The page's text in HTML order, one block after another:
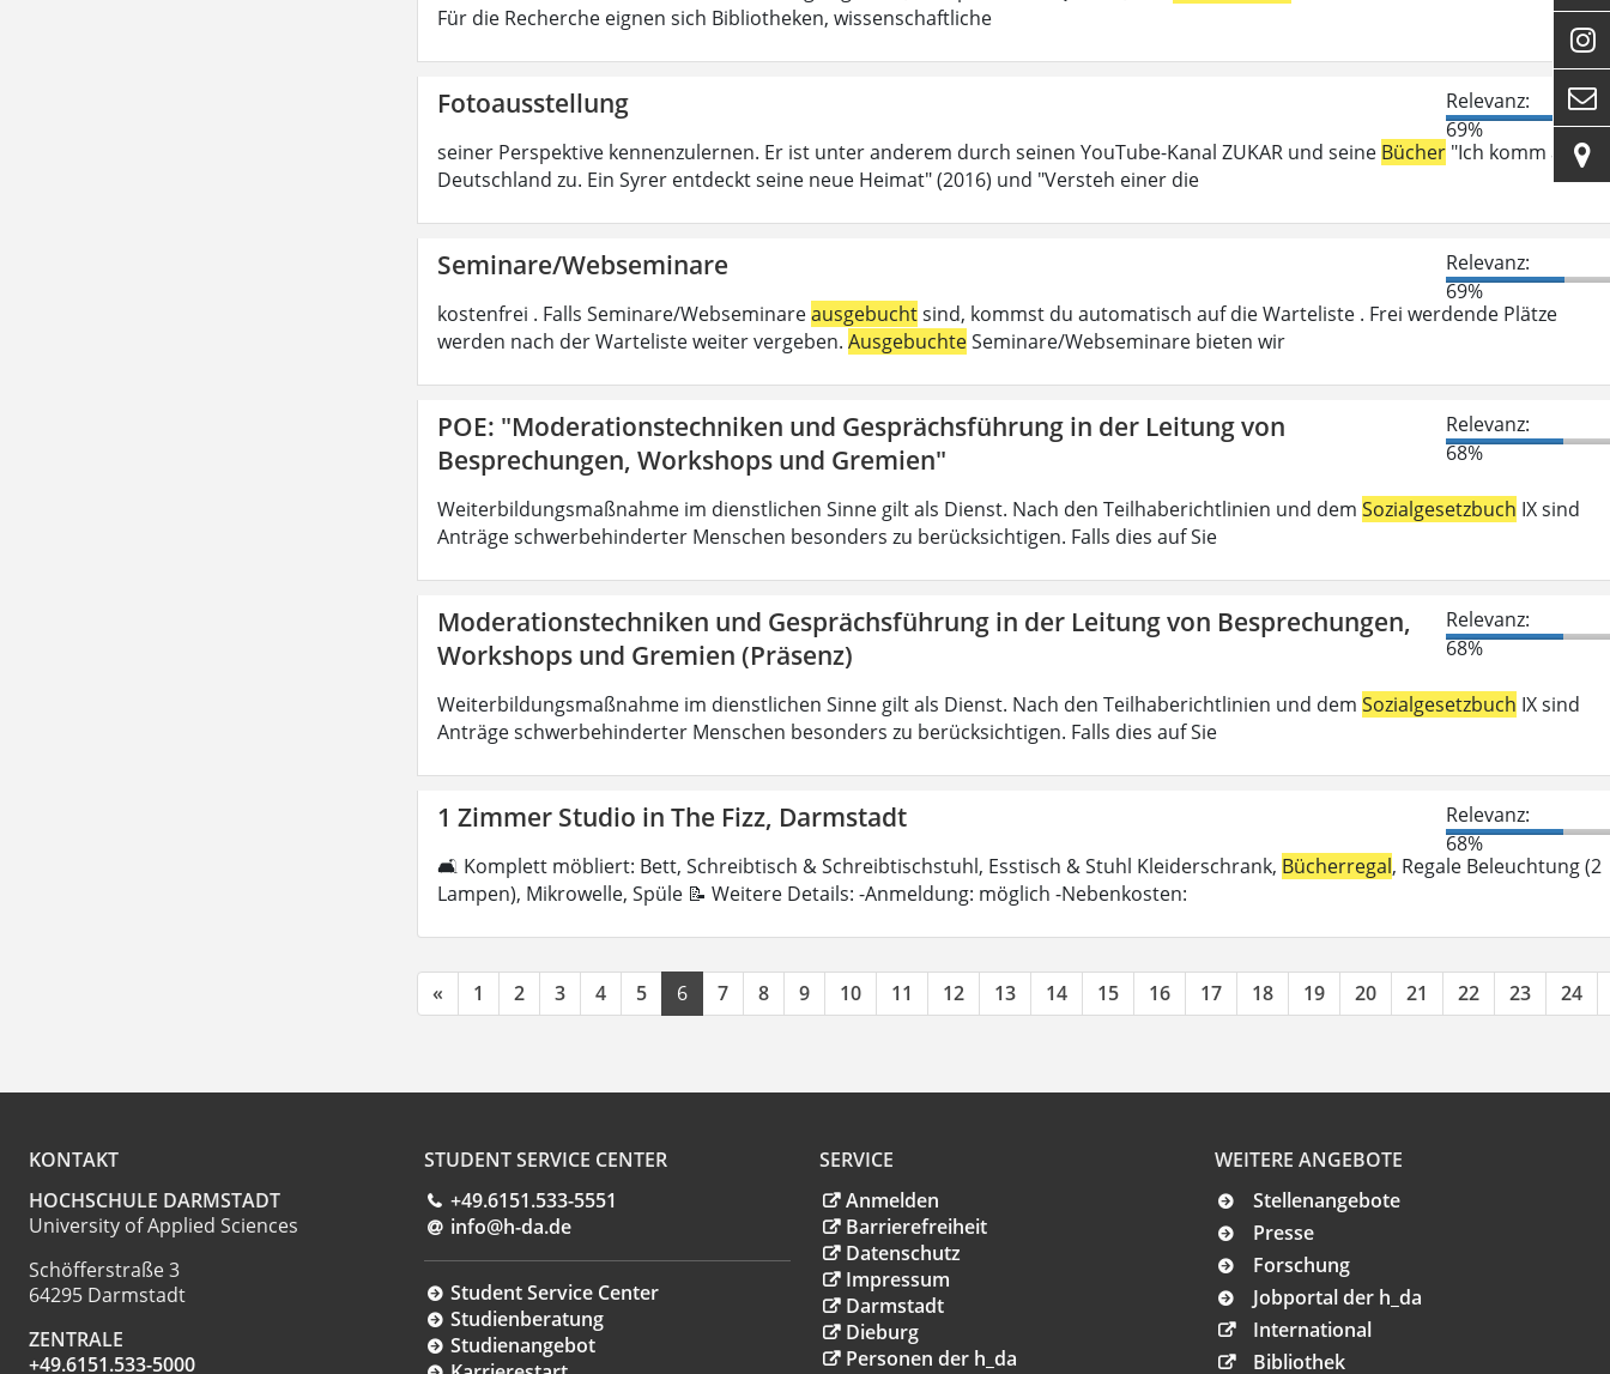
Für die Recherche eignen sich Bibliotheken, wissenschaftliche
Fotoausstellung
Relevanz:
69%
seiner Perspektive kennenzulernen. Er ist unter anderem durch seinen YouTube-Kanal ZUKAR und seine Bücher "Ich komm auf
Deutschland zu. Ein Syrer entdeckt seine neue Heimat" (2016) und "Versteh einer die
Seminare/Webseminare
Relevanz:
69%
kostenfrei . Falls Seminare/Webseminareausgebuchtsind, kommst du automatisch auf die Warteliste . Frei werdende Plätze
werden nach der Warteliste weiter vergeben. AusgebuchteSeminare/Webseminare bieten wir
POE: "Moderationstechniken und Gesprächsführung in der Leitung von
Besprechungen, Workshops und Gremien"
Relevanz:
68%
Weiterbildungsmaßnahme im dienstlichen Sinne gilt als Dienst. Nach den Teilhaberichtlinien und dem Sozialgesetzbuch IX sind
Anträge schwerbehinderter Menschen besonders zu berücksichtigen. Falls dies auf Sie
Moderationstechniken und Gesprächsführung in der Leitung von Besprechungen,
Workshops und Gremien (Präsenz)
Relevanz:
68%
Weiterbildungsmaßnahme im dienstlichen Sinne gilt als Dienst. Nach den Teilhaberichtlinien und dem Sozialgesetzbuch IX sind
Anträge schwerbehinderter Menschen besonders zu berücksichtigen. Falls dies auf Sie
1 Zimmer Studio in The Fizz, Darmstadt
Relevanz:
68%
🛋 Komplett möbliert: Bett, Schreibtisch & Schreibtischstuhl, Esstisch & Stuhl Kleiderschrank, Bücherregal, Regale Beleuchtung (2
Lampen), Mikrowelle, Spüle 📝 Weitere Details: -Anmeldung: möglich -Nebenkosten:
« 1 2 3 4 5 6 7 8 9 10 11 12 13 14 15 16 17 18 19 20 21 22 23 24
KONTAKT
HOCHSCHULE DARMSTADT
University of Applied Sciences
Schöfferstraße 3
64295 Darmstadt
ZENTRALE
+49.6151.533-5000
STUDENT SERVICE CENTER
+49.6151.533-5551
info@h-da.de
Student Service Center
Studienberatung
Studienangebot
SERVICE
Anmelden
Barrierefreiheit
Datenschutz
Impressum
Darmstadt
Dieburg
Personen der h_da
WEITERE ANGEBOTE
Stellenangebote
Presse
Forschung
Jobportal der h_da
International
Bibliothek


